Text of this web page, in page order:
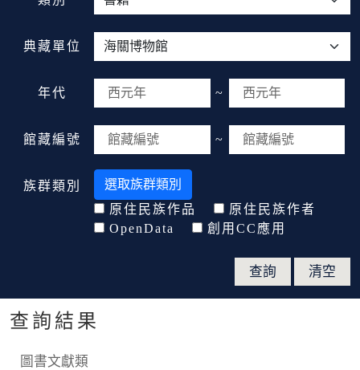
典藏單位
年代 ~
館藏編號 ~
族群類別
選取族群類別
原住民族作品
原住民族作者
OpenData
創用CC應用
查詢結果
圖書文獻類